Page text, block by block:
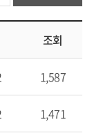
조회
1,587
1,471